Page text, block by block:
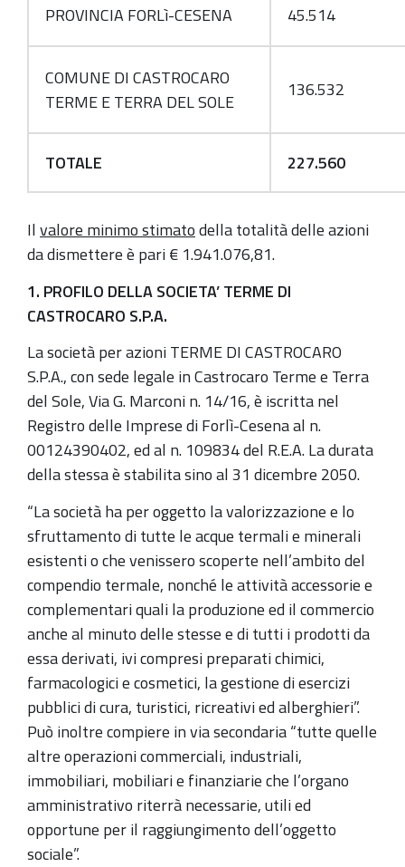
PROVINCIA FORLì-CESENA 45.514
COMUNE DI CASTROCARO
TERME E TERRA DEL SOLE
136.532
TOTALE 227.560
Ilvalore minimo stimatodella totalità delle azioni
da dismettere è pari € 1.941.076,81.
1. PROFILO DELLA SOCIETA’ TERME DI
CASTROCARO S.P.A.
La società per azioni TERME DI CASTROCARO
S.P.A., con sede legale in Castrocaro Terme e Terra
del Sole, Via G. Marconi n. 14/16, è iscritta nel
Registro delle Imprese di Forlì-Cesena al n.
00124390402, ed al n. 109834 del R.E.A. La durata
della stessa è stabilita sino al 31 dicembre 2050.
“La società ha per oggetto la valorizzazione e lo
sfruttamento di tutte le acque termali e minerali
esistenti o che venissero scoperte nell’ambito del
compendio termale, nonché le attività accessorie e
complementari quali la produzione ed il commercio
anche al minuto delle stesse e di tutti i prodotti da
essa derivati, ivi compresi preparati chimici,
farmacologici e cosmetici, la gestione di esercizi
pubblici di cura, turistici, ricreativi ed alberghieri”.
Può inoltre compiere in via secondaria “tutte quelle
altre operazioni commerciali, industriali,
immobiliari, mobiliari e finanziarie che l’organo
amministrativo riterrà necessarie, utili ed
opportune per il raggiungimento dell’oggetto
sociale”.